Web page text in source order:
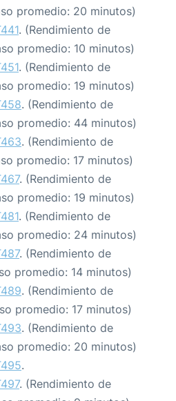
promedio: 20 minutos)
. (Rendimiento de
promedio: 10 minutos)
. (Rendimiento de
promedio: 19 minutos)
. (Rendimiento de
promedio: 44 minutos)
. (Rendimiento de
promedio: 17 minutos)
. (Rendimiento de
promedio: 19 minutos)
. (Rendimiento de
promedio: 24 minutos)
. (Rendimiento de
promedio: 14 minutos)
. (Rendimiento de
promedio: 17 minutos)
. (Rendimiento de
promedio: 20 minutos)
.
. (Rendimiento de